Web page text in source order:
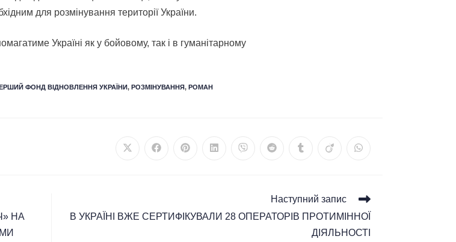
для розмінування території України.
Україні як у бойовому, так і в гуманітарному
ФОНД ВІДНОВЛЕННЯ УКРАЇНИ, РОЗМІНУВАННЯ, РОМАН
НА
Наступний запис
В УКРАЇНІ ВЖЕ СЕРТИФІКУВАЛИ 28 ОПЕРАТОРІВ ПРОТИМІННОЇ
ДІЯЛЬНОСТІ